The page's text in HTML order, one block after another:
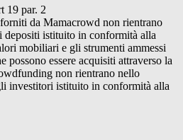
19 par. 2
da Mamacrowd non rientrano
depositi istituito in conformità alla
mobiliari e gli strumenti ammessi
essere acquisiti attraverso la
non rientrano nello
investitori istituito in conformità alla